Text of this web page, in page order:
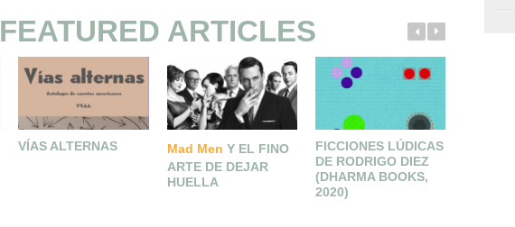
FEATURED ARTICLES
VÍAS ALTERNAS Mad Men Y EL FINO
ARTE DE DEJAR
HUELLA
FICCIONES LÚDICAS
DE RODRIGO DIEZ
(DHARMA BOOKS,
2020)